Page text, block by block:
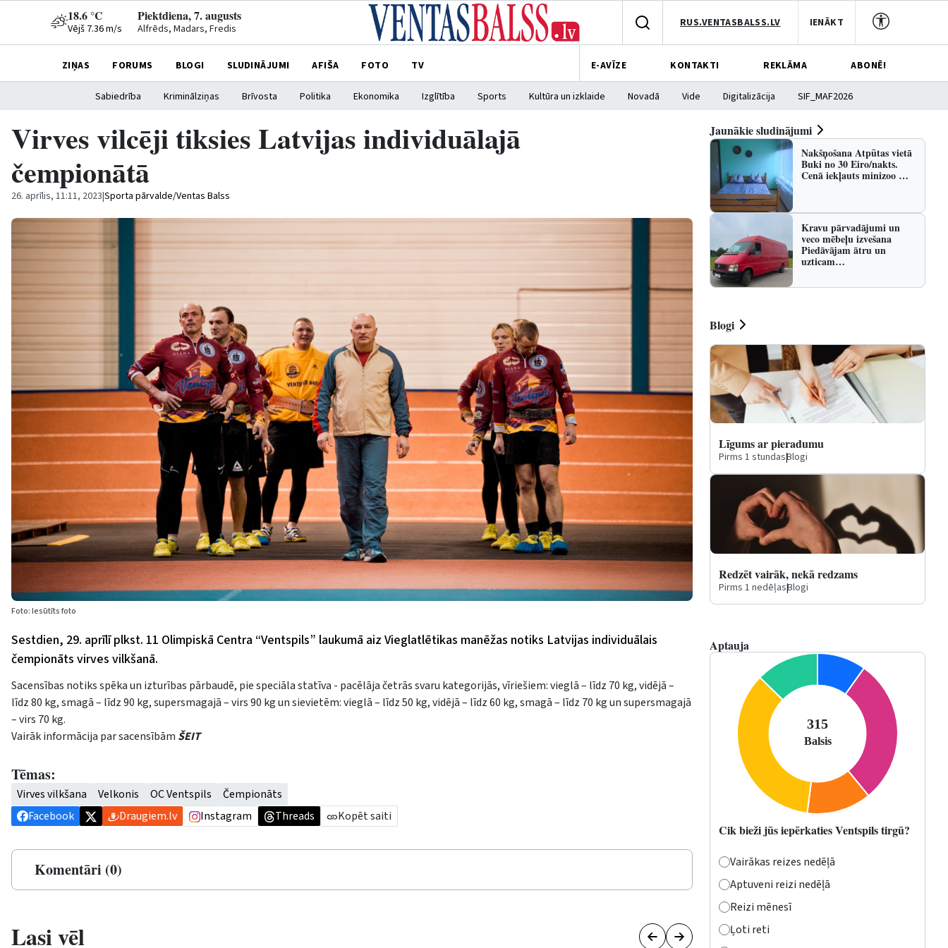
18.6 °C
Vējš 7.36 m/s
Piektdiena, 7. augusts
Alfrēds, Madars, Fredis RUS.VENTASBALSS.LV IENĀKT
ZIŅAS FORUMS BLOGI SLUDINĀJUMI AFIŠA FOTO TV E-AVĪZE KONTAKTI REKLĀMA ABONĒ!
Sabiedrība Kriminālziņas Brīvosta Politika Ekonomika Izglītība Sports Kultūra un izklaide Novadā Vide Digitalizācija SIF_MAF2026
Virves vilcēji tiksies Latvijas individuālajā
čempionātā
26. aprīlis, 11:11, 2023|Sporta pārvalde/Ventas Balss
Foto: Iesūtīts foto
Sestdien, 29. aprīlī plkst. 11 Olimpiskā Centra “Ventspils” laukumā aiz Vieglatlētikas manēžas notiks Latvijas individuālais
čempionāts virves vilkšanā.
Sacensības notiks spēka un izturības pārbaudē, pie speciāla statīva - pacēlāja četrās svaru kategorijās, vīriešiem: vieglā – līdz 70 kg, vidējā –
līdz 80 kg, smagā – līdz 90 kg, supersmagajā – virs 90 kg un sievietēm: vieglā – līdz 50 kg, vidējā – līdz 60 kg, smagā – līdz 70 kg un supersmagajā
– virs 70 kg.
Vairāk informācija par sacensībām ŠEIT
Tēmas:
Virves vilkšana Velkonis OC Ventspils
Čempionāts
Facebook
Draugiem.lv Instagram Threads Kopēt saiti
Komentāri (0)
Lasi vēl
Jaunākie sludinājumi
Nakšņošana Atpūtas vietā
Buki no 30 Eiro/nakts.
Cenā iekļauts minizoo …
Kravu pārvadājumi un
veco mēbeļu izvešana
Piedāvājam ātru un
uzticam…
Blogi
Līgums ar pieradumu
Pirms 1 stundas|Blogi
Redzēt vairāk, nekā redzams
Pirms 1 nedēļas|Blogi
Aptauja
Cik bieži jūs iepērkaties Ventspils tirgū?
Vairākas reizes nedēļā
Aptuveni reizi nedēļā
Reizi mēnesī
Ļoti reti